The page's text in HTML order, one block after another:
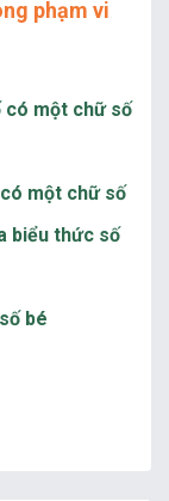
phạm vi
có một chữ số
một chữ số
biểu thức số
bé